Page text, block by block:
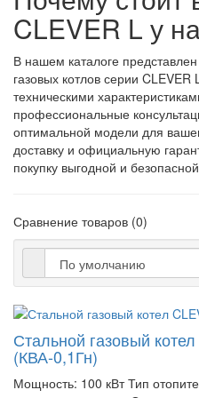
CLEVER L у
В нашем каталоге
газовых котлов серии
техническими
профессиональные
оптимальной модели для
доставку и официальную
покупку выгодной и
Сравнение товаров (0)
Стальной газовый
(КВА-0,1Гн)
Мощность: 100 кВт Тип